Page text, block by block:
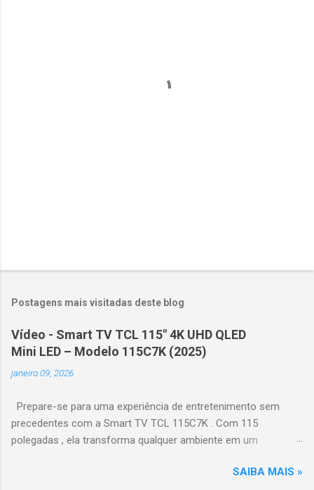
Postagens mais visitadas deste blog
Vídeo - Smart TV TCL 115" 4K UHD QLED
Mini LED – Modelo 115C7K (2025)
janeiro 09, 2026
Prepare-se para uma experiência de entretenimento sem
precedentes com a Smart TV TCL 115C7K . Com 115
polegadas , ela transforma qualquer ambiente em um
e realistas. 🌟 Destaques do produto Tela QLED Mini LED 115” :
SAIBA MAIS »